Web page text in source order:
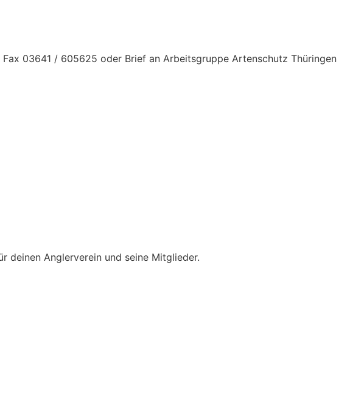
03641 / 605625 oder Brief an Arbeitsgruppe Artenschutz Thüringen
deinen Anglerverein und seine Mitglieder.